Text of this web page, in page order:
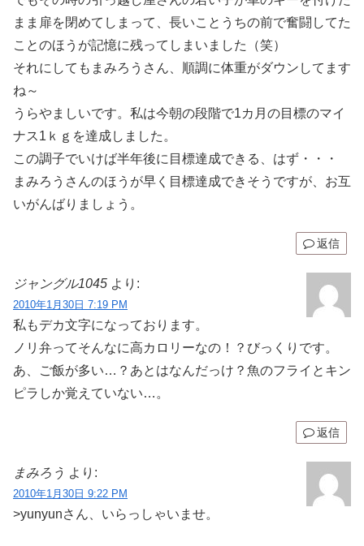
まま扉を閉めてしまって、長いことうちの前で奮闘してた
ことのほうが記憶に残ってしまいました（笑）
それにしてもまみろうさん、順調に体重がダウンしてます
ね～
うらやましいです。私は今朝の段階で1カ月の目標のマイ
ナス1ｋｇを達成しました。
この調子でいけば半年後に目標達成できる、はず・・・
まみろうさんのほうが早く目標達成できそうですが、お互
いがんばりましょう。
返信
ジャングル1045 より:
2010年1月30日 7:19 PM
私もデカ文字になっております。
ノリ弁ってそんなに高カロリーなの！？びっくりです。
あ、ご飯が多い…？あとはなんだっけ？魚のフライとキン
ピラしか覚えていない…。
返信
まみろう より:
2010年1月30日 9:22 PM
>yunyunさん、いらっしゃいませ。